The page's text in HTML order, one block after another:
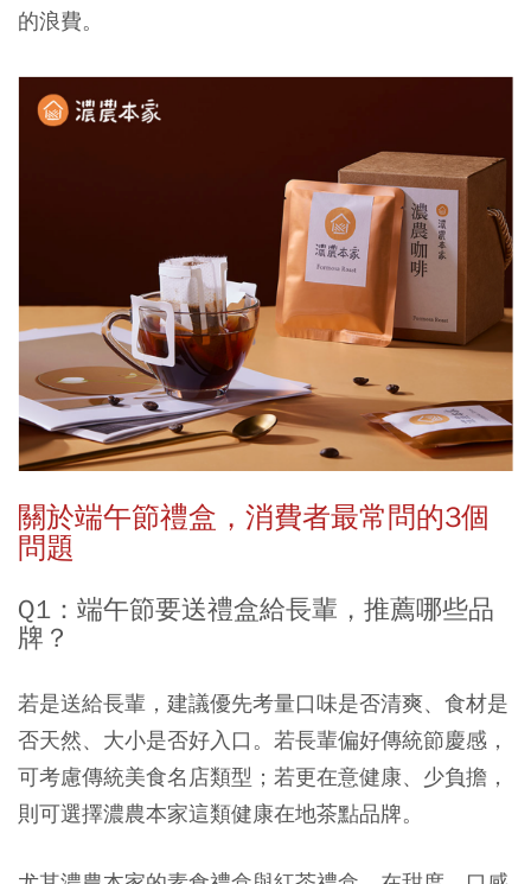
的浪費。
關於端午節禮盒，消費者最常問的3個
問題
Q1：端午節要送禮盒給長輩，推薦哪些品
牌？
若是送給長輩，建議優先考量口味是否清爽、食材是
否天然、大小是否好入口。若長輩偏好傳統節慶感，
可考慮傳統美食名店類型；若更在意健康、少負擔，
則可選擇濃農本家這類健康在地茶點品牌。